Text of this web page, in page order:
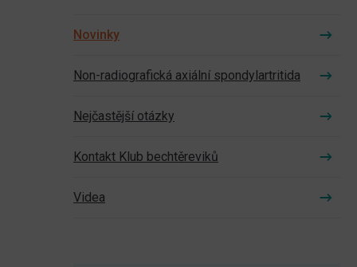
Novinky
Non-radiografická axiální spondylartritida
Nejčastější otázky
Kontakt Klub bechtěreviků
Videa